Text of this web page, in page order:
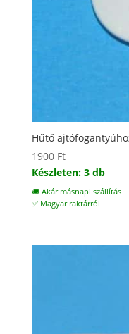
Hűtő
1900 Ft
Készleten: 3 db
🚚 Akár másnapi szállítás
✅ Magyar raktárról